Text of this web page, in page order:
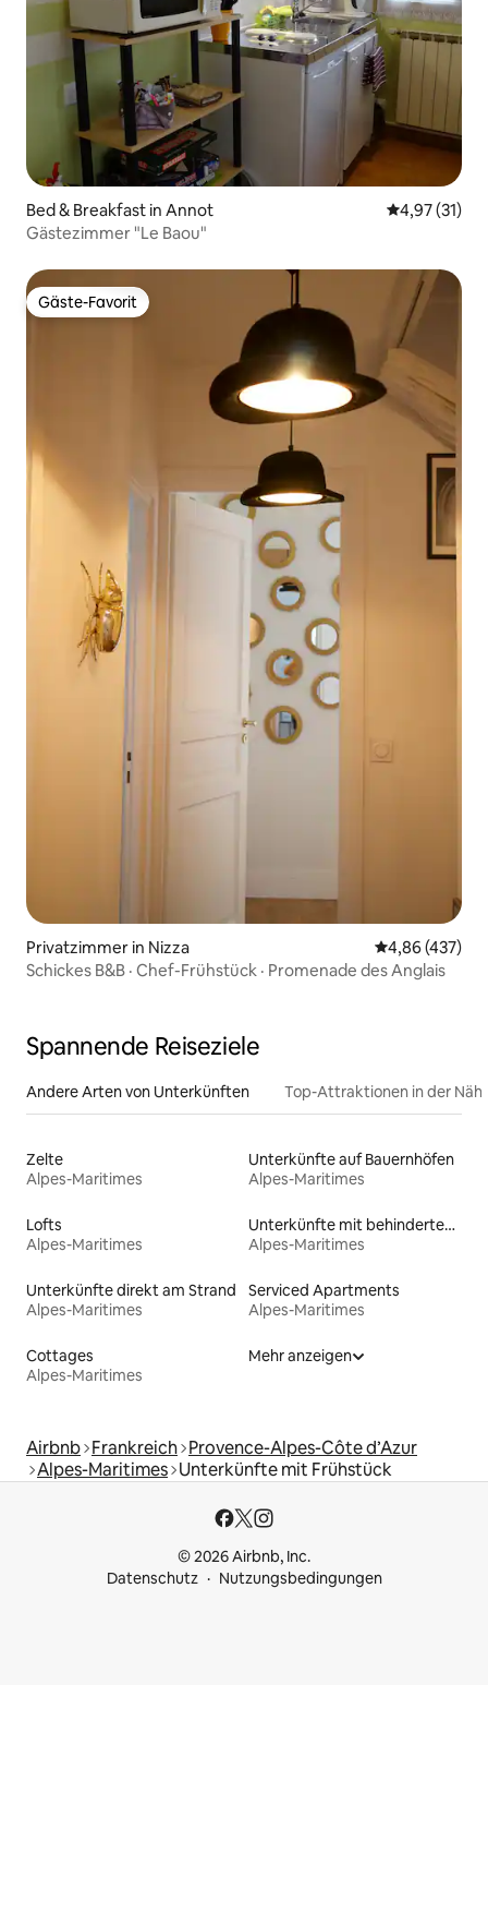
Bed & Breakfast in Annot
4,97 (31)
Gästezimmer "Le Baou"
Gäste-Favorit
Gäste-Favorit
Privatzimmer in Nizza
4,86 (437)
Schickes B&B · Chef-Frühstück · Promenade des Anglais
Spannende Reiseziele
Andere Arten von Unterkünften Top-Attraktionen in der
Zelte
Alpes-Maritimes
Unterkünfte auf Bauernhöfen
Alpes-Maritimes
Lofts
Alpes-Maritimes
Unterkünfte mit behindertengerechtem Bett
Alpes-Maritimes
Unterkünfte direkt am Strand
Alpes-Maritimes
Serviced Apartments
Alpes-Maritimes
Cottages
Alpes-Maritimes
Mehr anzeigen
Airbnb Frankreich Provence-Alpes-Côte d’Azur
Alpes-Maritimes Unterkünfte mit Frühstück
© 2026 Airbnb, Inc.
Datenschutz
Nutzungsbedingungen